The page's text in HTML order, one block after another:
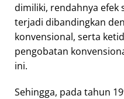
dimiliki, rendahnya efek
terjadi dibandingkan
konvensional, serta
pengobatan
ini.
Sehingga, pada tahun